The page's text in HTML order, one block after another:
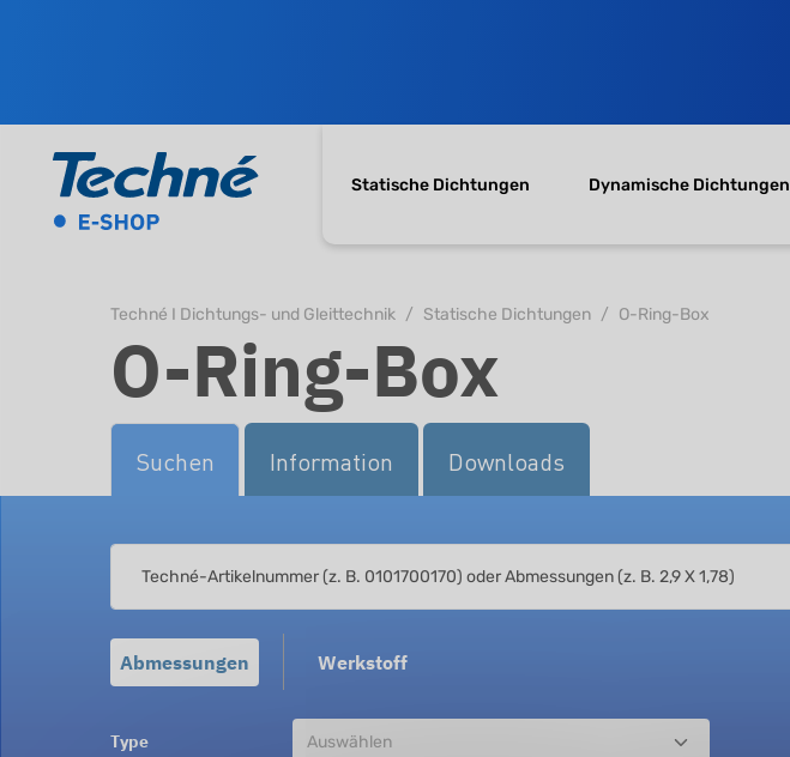
Statische Dichtungen Dynamische Dichtungen
Techné I Dichtungs- und Gleittechnik Statische Dichtungen O-Ring-Box
O-Ring-Box
Suchen Information Downloads
Abmessungen Werkstoff
Type